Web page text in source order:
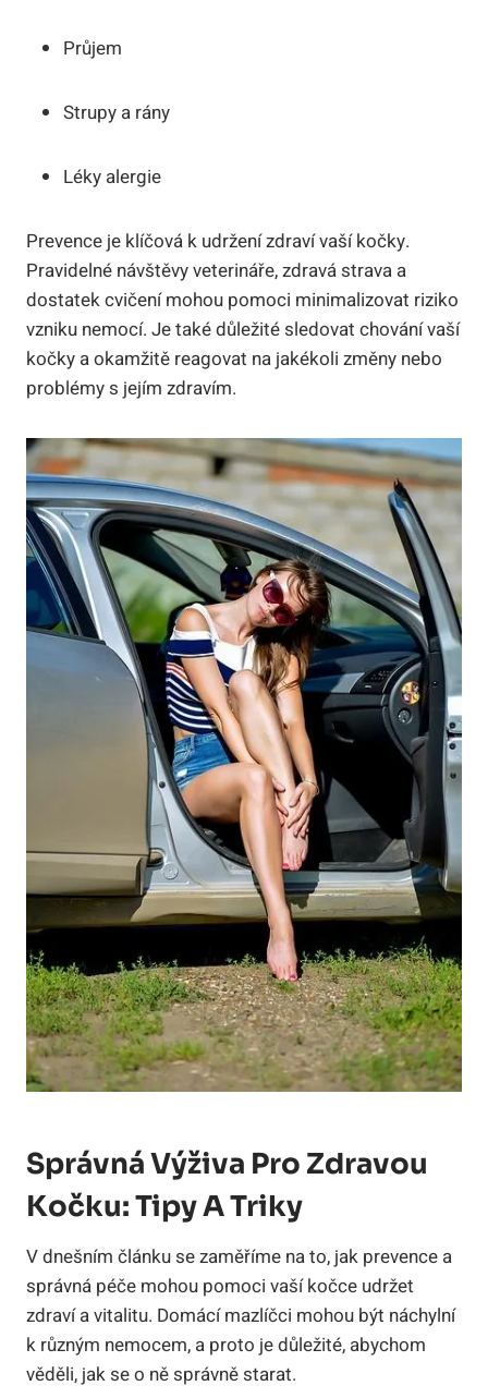
Průjem
Strupy a rány
Léky alergie
Prevence je klíčová k udržení zdraví vaší kočky.
Pravidelné návštěvy veterináře, zdravá strava a
dostatek cvičení mohou pomoci minimalizovat riziko
vzniku nemocí. Je také důležité sledovat chování vaší
kočky a okamžitě reagovat na jakékoli změny nebo
problémy s jejím zdravím.
Správná Výživa Pro Zdravou
Kočku: Tipy A Triky
V dnešním článku se zaměříme na to, jak prevence a
správná péče mohou pomoci vaší kočce udržet
zdraví a vitalitu. Domácí mazlíčci mohou být náchylní
k různým nemocem, a proto je důležité, abychom
věděli, jak se o ně správně starat.